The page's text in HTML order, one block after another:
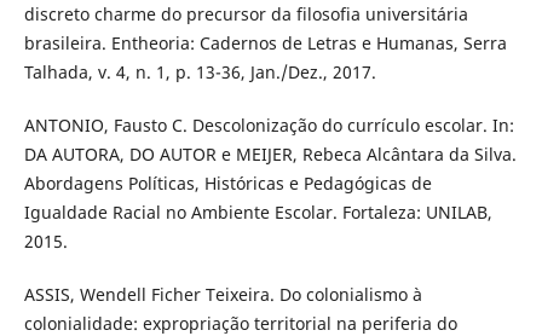
discreto charme do precursor da filosofia universitária
brasileira. Entheoria: Cadernos de Letras e Humanas, Serra
Talhada, v. 4, n. 1, p. 13-36, Jan./Dez., 2017.
ANTONIO, Fausto C. Descolonização do currículo escolar. In:
DA AUTORA, DO AUTOR e MEIJER, Rebeca Alcântara da Silva.
Abordagens Políticas, Históricas e Pedagógicas de
Igualdade Racial no Ambiente Escolar. Fortaleza: UNILAB,
2015.
ASSIS, Wendell Ficher Teixeira. Do colonialismo à
colonialidade: expropriação territorial na periferia do